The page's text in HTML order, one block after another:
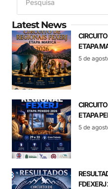
Latest News
ETAPA
5 de
ETAPA
5 de
FDEXERJ